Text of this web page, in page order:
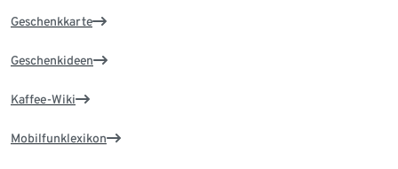
Geschenkkarte
Geschenkideen
Kaffee-Wiki
Mobilfunklexikon